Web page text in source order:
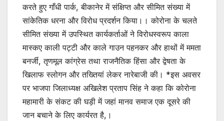
करते हुए गाँधी पार्क, बीकानेर में संक्षिप्त और सीमित संख्या में
सांकेतिक धरना और विरोध प्रदर्शन किया।। कोरोना के चलते
सीमित संख्या में उपस्थित कार्यकर्ताओं ने विरोधस्वरूप काला
मास्कए काली पट्टी और काले गाउन पहनकर और हाथों में ममता
बनर्जी, तृणमूल कांग्रेस तथा राजनैतिक हिंसा और द्वेषता के
खिलाफ स्लोगन और तख्तियां लेकर नारेबाजी की। *इस अवसर
पर भाजपा जिलाध्यक्ष अखिलेश प्रताप सिंह ने कहा कि कोरोना
महामारी के संकट की घड़ी में जहां मानव समाज एक दूसरे की
जान बचाने के लिए कार्यरत है,।